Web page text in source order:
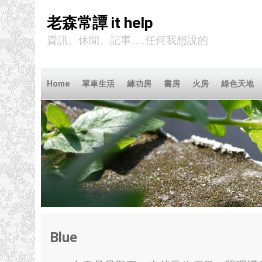
老森常譚 it help
資訊、休閒、記事……任何我想說的
Home 單車生活 練功房 書房 火房 綠色天地
Blue